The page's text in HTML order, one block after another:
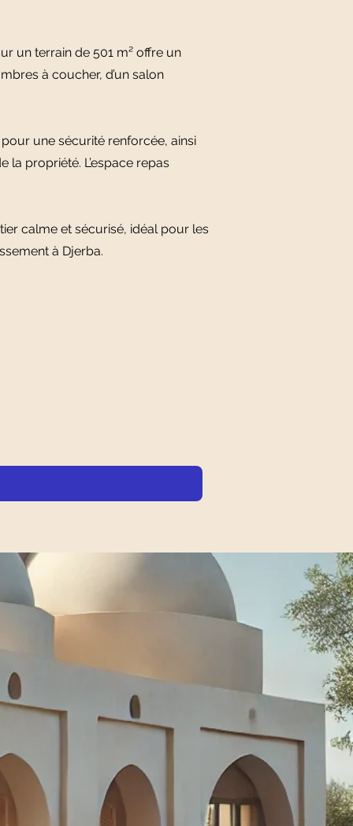
un terrain de 501 m² offre un
à coucher, d’un salon
une sécurité renforcée, ainsi
propriété. L’espace repas
calme et sécurisé, idéal pour les
à Djerba.